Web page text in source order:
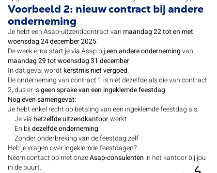
Voorbeeld 2: nieuw contract bij andere
onderneming
Je hebt een Asap-uitzendcontract van maandag 22 tot en met
woensdag 24 december 2025.
De week erna start je via Asap bijeen andere ondernemingvan
maandag 29 tot woensdag 31 december.
In dat geval wordt kerstmis niet vergoed.
De onderneming van contract 1 is niet dezelfde als die van contract
2, dus er isgeen sprake van een ingeklemde feestdag.
Nog even samengevat:
Je hebt enkel recht op betaling van een ingeklemde feestdag als:
Je via hetzelfde uitzendkantoorwerkt
En bijdezelfde onderneming
Zonder onderbreking van de feestdag zelf
Heb je vragen over ingeklemde feestdagen?
Neem contact op met onzeAsap-consulenten in het kantoor bij jou
in de buurt.